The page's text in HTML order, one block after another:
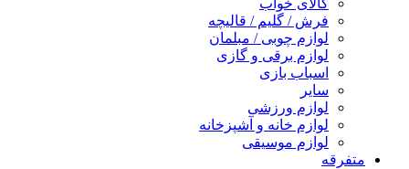
کالای خواب
فرش / گلیم / قالیچه
لوازم چوبی / مبلمان
لوازم برقی و گازی
اسباب بازی
سایر
لوازم ورزشی
لوازم خانه و آشپزخانه
لوازم موسیقی
متفرقه